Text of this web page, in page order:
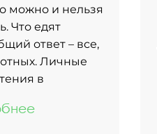
можно и нельзя
Что едят
ответ – все,
Личные
в